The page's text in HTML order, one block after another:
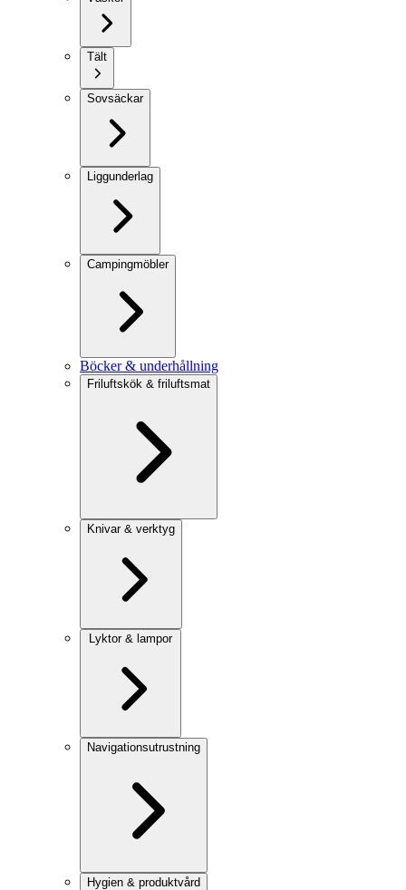
Tält
Sovsäckar
Liggunderlag
Campingmöbler
Böcker & underhållning
Friluftskök & friluftsmat
Knivar & verktyg
Lyktor & lampor
Navigationsutrustning
Hygien & produktvård